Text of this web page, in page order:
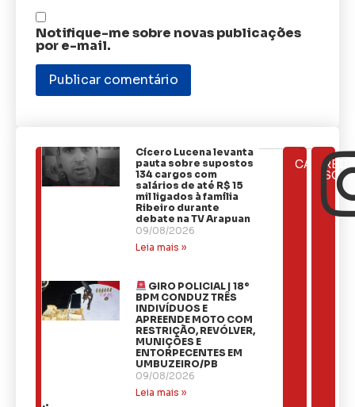
Notifique-me sobre novas publicações
por e-mail.
ÚLTIMAS
NOTÍCIAS
Cícero Lucena levanta
pauta sobre supostos
134 cargos com
salários de até R$ 15
mil ligados à família
Ribeiro durante
debate na TV Arapuan
09/08/2026
Leia mais »
GIRO POLICIAL | 18º
BPM CONDUZ TRÊS
INDIVÍDUOS E
APREENDE MOTO COM
RESTRIÇÃO, REVÓLVER,
MUNIÇÕES E
ENTORPECENTES EM
UMBUZEIRO/PB
09/08/2026
Leia mais »